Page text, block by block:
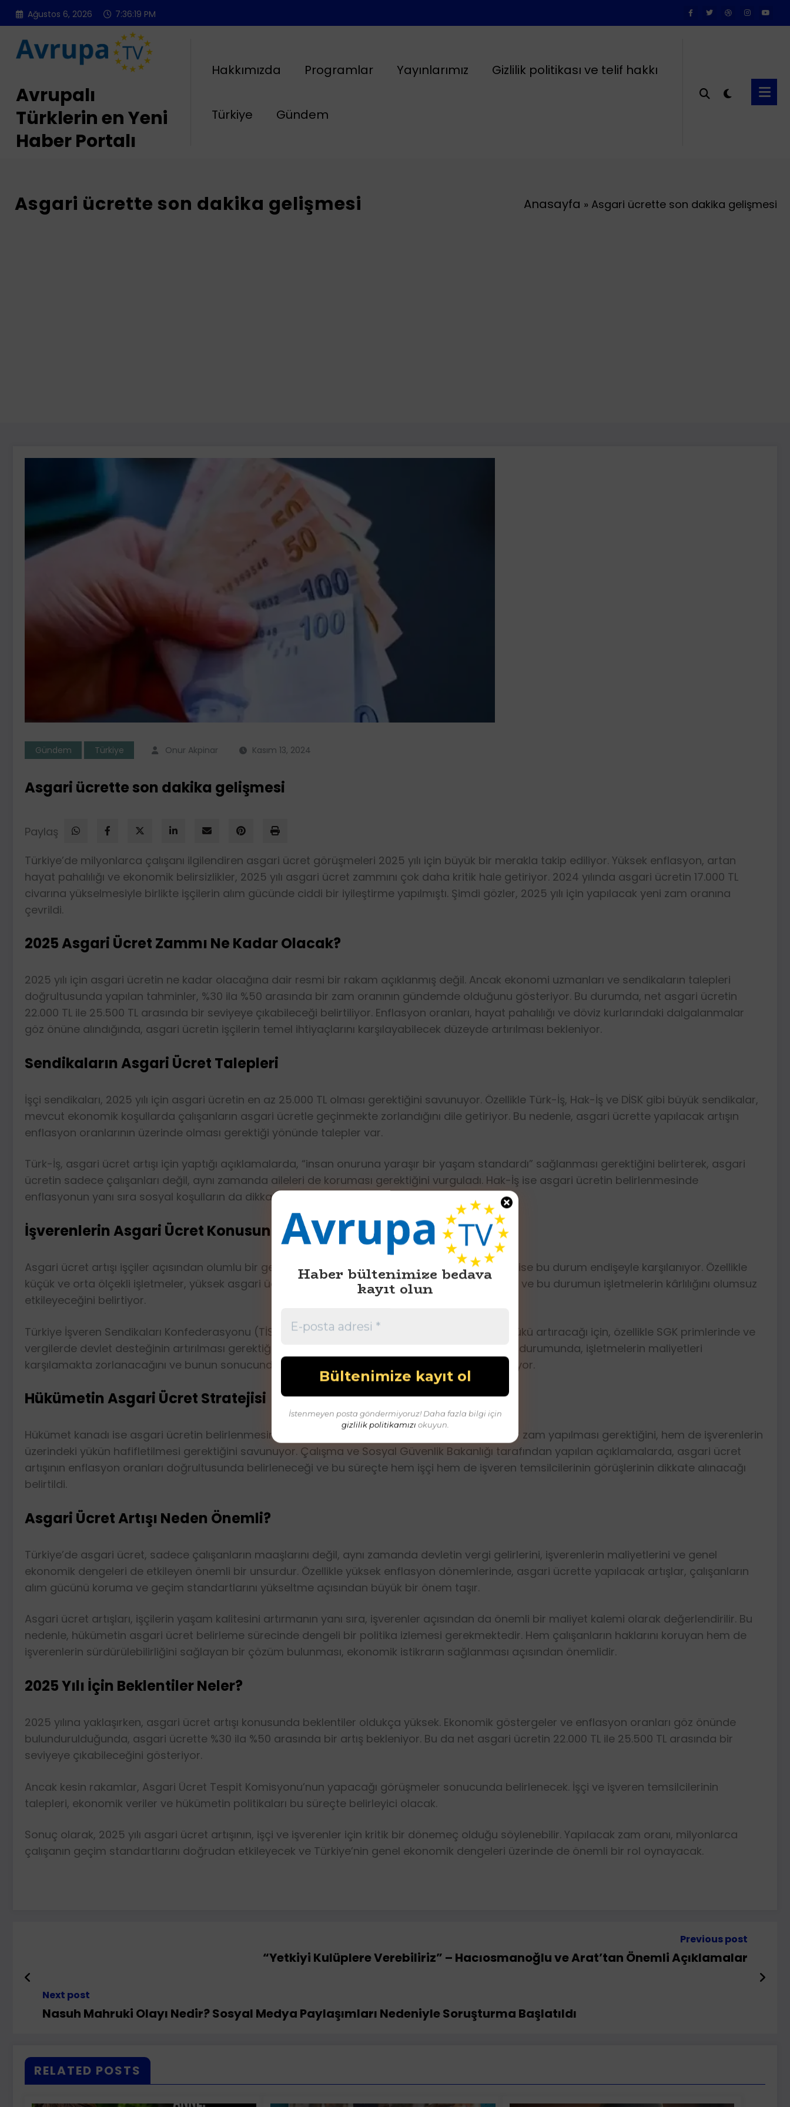
İçeriğe
atla
Ağustos 6, 2026 7:36:20 PM
Avrupalı
Türklerin en Yeni
Haber Portalı
Hakkımızda Programlar Yayınlarımız Gizlilik politikası ve telif hakkı
Türkiye Gündem
Asgari ücrette son dakika gelişmesi Anasayfa » Asgari ücrette son dakika gelişmesi
Gündem Türkiye Onur Akpinar Kasım 13, 2024
Asgari ücrette son dakika gelişmesi
Paylaş
Türkiye’de milyonlarca çalışanı ilgilendiren asgari ücret görüşmeleri 2025 yılı için büyük bir merakla takip ediliyor. Yüksek enflasyon, artan
hayat pahalılığı ve ekonomik belirsizlikler, 2025 yılı asgari ücret zammını çok daha kritik hale getiriyor. 2024 yılında asgari ücretin 17.000 TL
civarına yükselmesiyle birlikte işçilerin alım gücünde ciddi bir iyileştirme yapılmıştı. Şimdi gözler, 2025 yılı için yapılacak yeni zam oranına
çevrildi.
2025 Asgari Ücret Zammı Ne Kadar Olacak?
2025 yılı için asgari ücretin ne kadar olacağına dair resmi bir rakam açıklanmış değil. Ancak ekonomi uzmanları ve sendikaların talepleri
doğrultusunda yapılan tahminler, %30 ila %50 arasında bir zam oranının gündemde olduğunu gösteriyor. Bu durumda, net asgari ücretin
22.000 TL ile 25.500 TL arasında bir seviyeye çıkabileceği belirtiliyor. Enflasyon oranları, hayat pahalılığı ve döviz kurlarındaki dalgalanmalar
göz önüne alındığında, asgari ücretin işçilerin temel ihtiyaçlarını karşılayabilecek düzeyde artırılması bekleniyor.
Sendikaların Asgari Ücret Talepleri
İşçi sendikaları, 2025 yılı için asgari ücretin en az 25.000 TL olması gerektiğini savunuyor. Özellikle Türk-İş, Hak-İş ve DİSK gibi büyük sendikalar,
mevcut ekonomik koşullarda çalışanların asgari ücretle geçinmekte zorlandığını dile getiriyor. Bu nedenle, asgari ücrette yapılacak artışın
enflasyon oranlarının üzerinde olması gerektiği yönünde talepler var.
Türk-İş, asgari ücret artışı için yaptığı açıklamalarda, “insan onuruna yaraşır bir yaşam standardı” sağlanması gerektiğini belirterek, asgari
ücretin sadece çalışanları değil, aynı zamanda aileleri de koruması gerektiğini vurguladı. Hak-İş ise asgari ücretin belirlenmesinde
enflasyonun yanı sıra sosyal koşulların da dikkate alınması gerektiğini ifade etti.
İşverenlerin Asgari Ücret Konusundaki Görüşleri
Asgari ücret artışı işçiler açısından olumlu bir gelişme olarak görülürken, işverenler cephesinde ise bu durum endişeyle karşılanıyor. Özellikle
küçük ve orta ölçekli işletmeler, yüksek asgari ücret zamlarının işletme maliyetlerini artıracağını ve bu durumun işletmelerin kârlılığını olumsuz
etkileyeceğini belirtiyor.
Türkiye İşveren Sendikaları Konfederasyonu (TİSK), asgari ücret artışının işverenler üzerindeki yükü artıracağı için, özellikle SGK primlerinde ve
vergilerde devlet desteğinin artırılması gerektiğini savunuyor. TİSK, bu desteğin sağlanmaması durumunda, işletmelerin maliyetleri
karşılamakta zorlanacağını ve bunun sonucunda işçi çıkarmalarının yaşanabileceğini ifade ediyor.
Hükümetin Asgari Ücret Stratejisi
Hükümet kanadı ise asgari ücretin belirlenmesinde hem işçilerin geçim şartlarını iyileştirecek bir zam yapılması gerektiğini, hem de işverenlerin
üzerindeki yükün hafifletilmesi gerektiğini savunuyor. Çalışma ve Sosyal Güvenlik Bakanlığı tarafından yapılan açıklamalarda, asgari ücret
artışının enflasyon oranları doğrultusunda belirleneceği ve bu süreçte hem işçi hem de işveren temsilcilerinin görüşlerinin dikkate alınacağı
belirtildi.
Asgari Ücret Artışı Neden Önemli?
Türkiye’de asgari ücret, sadece çalışanların maaşlarını değil, aynı zamanda devletin vergi gelirlerini, işverenlerin maliyetlerini ve genel
ekonomik dengeleri de etkileyen önemli bir unsurdur. Özellikle yüksek enflasyon dönemlerinde, asgari ücrette yapılacak artışlar, çalışanların
alım gücünü koruma ve geçim standartlarını yükseltme açısından büyük bir önem taşır.
Asgari ücret artışları, işçilerin yaşam kalitesini artırmanın yanı sıra, işverenler açısından da önemli bir maliyet kalemi olarak değerlendirilir. Bu
nedenle, hükümetin asgari ücret belirleme sürecinde dengeli bir politika izlemesi gerekmektedir. Hem çalışanların haklarını koruyan hem de
işverenlerin sürdürülebilirliğini sağlayan bir çözüm bulunması, ekonomik istikrarın sağlanması açısından önemlidir.
2025 Yılı İçin Beklentiler Neler?
2025 yılına yaklaşırken, asgari ücret artışı konusunda beklentiler oldukça yüksek. Ekonomik göstergeler ve enflasyon oranları göz önünde
bulundurulduğunda, asgari ücrette %30 ila %50 arasında bir artış bekleniyor. Bu da net asgari ücretin 22.000 TL ile 25.500 TL arasında bir
seviyeye çıkabileceğini gösteriyor.
Ancak kesin rakamlar, Asgari Ücret Tespit Komisyonu’nun yapacağı görüşmeler sonucunda belirlenecek. İşçi ve işveren temsilcilerinin
talepleri, ekonomik veriler ve hükümetin politikaları bu süreçte belirleyici olacak.
Sonuç olarak, 2025 yılı asgari ücret artışının, işçi ve işverenler için kritik bir dönemeç olduğu söylenebilir. Yapılacak zam oranı, milyonlarca
çalışanın geçim standartlarını doğrudan etkileyecek ve Türkiye’nin genel ekonomik dengeleri üzerinde de önemli bir rol oynayacak.
Haber bültenimize bedava
kayıt olun
İstenmeyen posta göndermiyoruz! Daha fazla bilgi için
gizlilik politikamızı okuyun.
Previous post
“Yetkiyi Kulüplere Verebiliriz” – Hacıosmanoğlu ve Arat’tan Önemli Açıklamalar
Next post
Nasuh Mahruki Olayı Nedir? Sosyal Medya Paylaşımları Nedeniyle Soruşturma Başlatıldı
RELATED POSTS